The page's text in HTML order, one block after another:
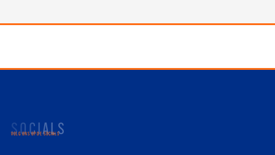
SOCIALS
VOLG ONS OP DE SOCIALS